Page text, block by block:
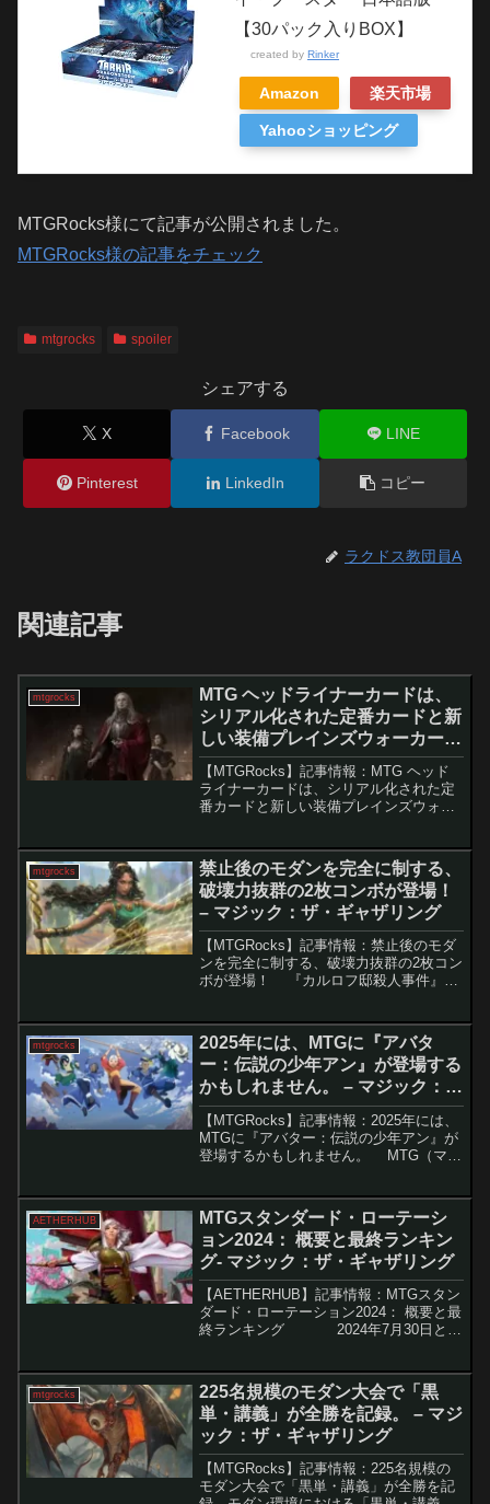
【30パック入りBOX】
created by Rinker
Amazon 楽天市場
Yahooショッピング
MTGRocks様にて記事が公開されました。
MTGRocks様の記事をチェック
mtgrocks spoiler
シェアする
X Facebook LINE
Pinterest LinkedIn コピー
ラクドス教団員A
関連記事
mtgrocks
MTG ヘッドライナーカードは、
シリアル化された定番カードと新
しい装備プレインズウォーカーを
誇示します。 – マジック：ザ・ギ
ャザリング
【MTGRocks】記事情報：MTG ヘッド
ライナーカードは、シリアル化された定
番カードと新しい装備プレインズウォー
情報が公開されました。MTG ...
mtgrocks
禁止後のモダンを完全に制する、
破壊力抜群の2枚コンボが登場！
– マジック：ザ・ギャザリング
【MTGRocks】記事情報：禁止後のモダ
ンを完全に制する、破壊力抜群の2枚コン
ボが登場！ 『カルロフ邸殺人事件』の
となり、様々なデッキでその力を示して
います。要...
mtgrocks
2025年には、MTGに『アバタ
ー：伝説の少年アン』が登場する
かもしれません。 – マジック：
ザ・ギャザリング
【MTGRocks】記事情報：2025年には、
MTGに『アバター：伝説の少年アン』が
登場するかもしれません。 MTG（マジ
ター 伝説の少年アン』...
AETHERHUB
MTGスタンダード・ローテーシ
ョン2024： 概要と最終ランキン
グ- マジック：ザ・ギャザリング
【AETHERHUB】記事情報：MTGスタン
ダード・ローテーション2024： 概要と最
終ランキング 2024年7月30日と8
mtgrocks
225名規模のモダン大会で「黒
単・講義」が全勝を記録。 – マジ
ック：ザ・ギャザリング
【MTGRocks】記事情報：225名規模の
モダン大会で「黒単・講義」が全勝を記